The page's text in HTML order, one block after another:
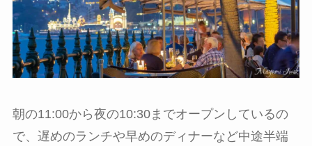
朝の11:00から夜の10:30までオープンしているの
で、遅めのランチや早めのディナーなど中途半端